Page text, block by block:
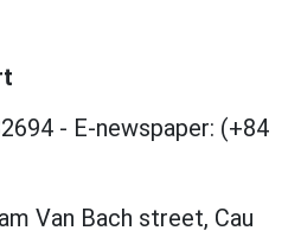
- E-newspaper: (+84
Van Bach street, Cau